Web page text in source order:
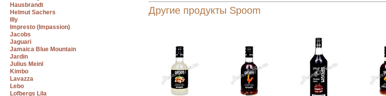
Hausbrandt
Helmut Sachers
Illy
Impresto (Impassion)
Jacobs
Jaguari
Jamaica Blue Mountain
Jardin
Julius Meinl
Kimbo
Lavazza
Lebo
Lofbergs Lila
Другие продукты Spoom